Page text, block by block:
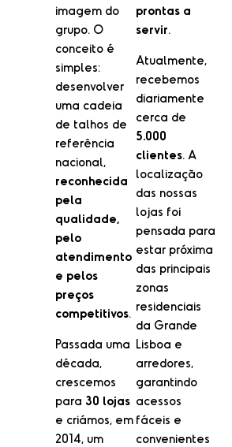
imagem do
grupo. O
conceito é
simples:
desenvolver
uma cadeia
de talhos de
referência
nacional,
reconhecida
pela
qualidade,
pelo
atendimento
e pelos
preços
competitivos.
Passada uma
década,
crescemos
para 30 lojas
e criámos, em
2014, um
prontas a
servir.
Atualmente,
recebemos
diariamente
cerca de
5.000
clientes. A
localização
das nossas
lojas foi
pensada para
estar próxima
das principais
zonas
residenciais
da Grande
Lisboa e
arredores,
garantindo
acessos
fáceis e
convenientes